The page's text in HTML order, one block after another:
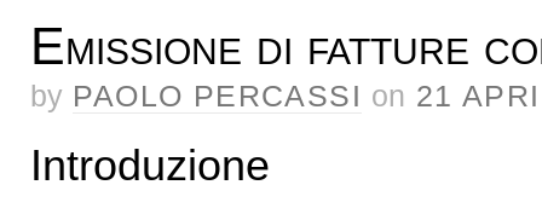
Emissione di fatture
by PAOLO PERCASSI on 21
Introduzione